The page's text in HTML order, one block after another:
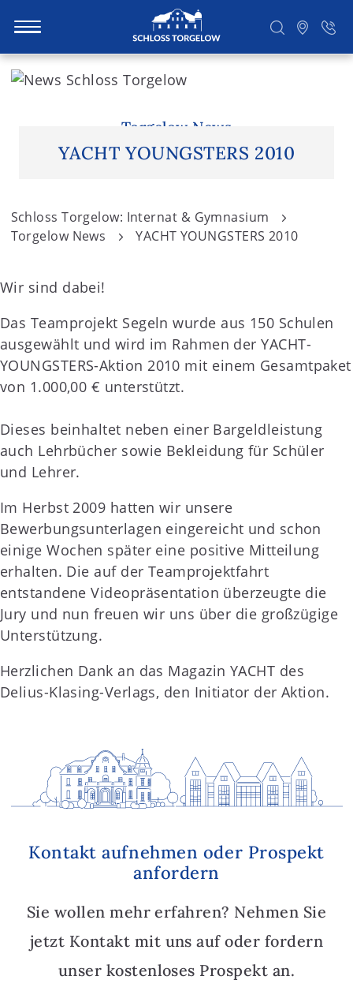
S
n
t
Torgelow News
YACHT YOUNGSTERS 2010
Schloss Torgelow: Internat & Gymnasium
Torgelow News
YACHT YOUNGSTERS 2010
Wir sind dabei!
Das Teamprojekt Segeln wurde aus 150 Schulen
ausgewählt und wird im Rahmen der YACHT-
YOUNGSTERS-Aktion 2010 mit einem Gesamtpaket
von 1.000,00 € unterstützt.
Dieses beinhaltet neben einer Bargeldleistung
auch Lehrbücher sowie Bekleidung für Schüler
und Lehrer.
Im Herbst 2009 hatten wir unsere
Bewerbungsunterlagen eingereicht und schon
einige Wochen später eine positive Mitteilung
erhalten. Die auf der Teamprojektfahrt
entstandene Videopräsentation überzeugte die
Jury und nun freuen wir uns über die großzügige
Unterstützung.
Herzlichen Dank an das Magazin YACHT des
Delius-Klasing-Verlags, den Initiator der Aktion.
Kontakt aufnehmen oder Prospekt
anfordern
Sie wollen mehr erfahren? Nehmen Sie
jetzt Kontakt mit uns auf oder fordern
unser kostenloses Prospekt an.